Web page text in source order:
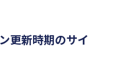
更新時期のサイ